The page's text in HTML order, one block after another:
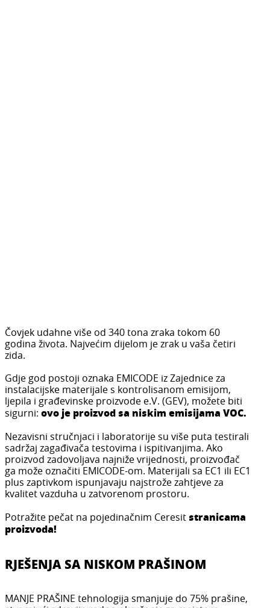
Čovjek udahne više od 340 tona zraka tokom 60
godina života. Najvećim dijelom je zrak u vaša četiri
zida.
Gdje god postoji oznaka EMICODE iz Zajednice za
instalacijske materijale s kontrolisanom emisijom,
ljepila i građevinske proizvode e.V. (GEV), možete biti
sigurni: ovo je proizvod sa niskim emisijama VOC.
Nezavisni stručnjaci i laboratorije su više puta testirali
sadržaj zagađivača testovima i ispitivanjima. Ako
proizvod zadovoljava najniže vrijednosti, proizvođač
ga može označiti EMICODE-om. Materijali sa EC1 ili EC1
plus zaptivkom ispunjavaju najstrože zahtjeve za
kvalitet vazduha u zatvorenom prostoru.
Potražite pečat na pojedinačnim Ceresit stranicama
proizvoda!
RJEŠENJA SA NISKOM PRAŠINOM
MANJE PRAŠINE tehnologija smanjuje do 75% prašine,